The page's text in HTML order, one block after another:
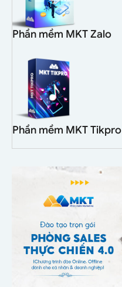
Phần mềm MKT Zalo
Phần mềm MKT Tikpro